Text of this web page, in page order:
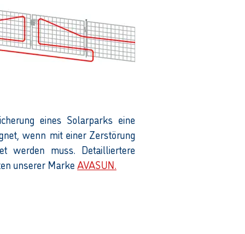
eines Solarparks eine
wenn mit einer Zerstörung
werden muss. Detailliertere
unserer MarkeAVASUN.